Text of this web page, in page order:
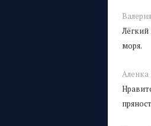
Лёгкий
моря.